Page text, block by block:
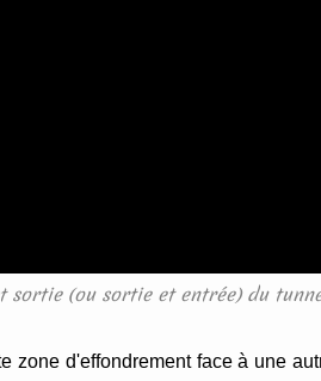
sortie (ou sortie et entrée) du
zone d'effondrement face à une